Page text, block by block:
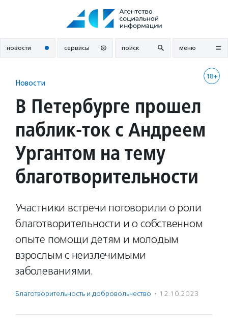
новости сервисы поиск меню
18+
Новости
В Петербурге прошел
паблик-ток с Андреем
Ургантом на тему
благотворительности
Участники встречи поговорили о роли
благотворительности и о собственном
опыте помощи детям и молодым
взрослым с неизлечимыми
заболеваниями.
Благотвори­тель­ность и доброволь­чест­во · 12.10.2023